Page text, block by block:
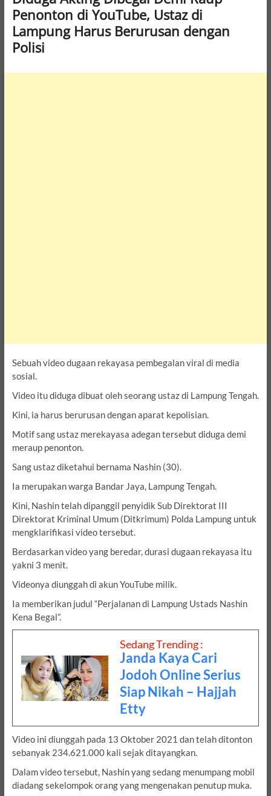
Penonton di YouTube, Ustaz di
Lampung Harus Berurusan dengan
Polisi
Sebuah video dugaan rekayasa pembegalan viral di media
sosial.
Video itu diduga dibuat oleh seorang ustaz di Lampung Tengah.
Kini, ia harus berurusan dengan aparat kepolisian.
Motif sang ustaz merekayasa adegan tersebut diduga demi
meraup penonton.
Sang ustaz diketahui bernama Nashin (30).
Ia merupakan warga Bandar Jaya, Lampung Tengah.
Kini, Nashin telah dipanggil penyidik Sub Direktorat III
Direktorat Kriminal Umum (Ditkrimum) Polda Lampung untuk
mengklarifikasi video tersebut.
Berdasarkan video yang beredar, durasi dugaan rekayasa itu
yakni 3 menit.
Videonya diunggah di akun YouTube milik.
Ia memberikan judul “Perjalanan di Lampung Ustads Nashin
Kena Begal”.
Sedang Trending :
Janda Kaya Cari
Jodoh Online Serius
Siap Nikah – Hajjah
Etty
Video ini diunggah pada 13 Oktober 2021 dan telah ditonton
sebanyak 234.621.000 kali sejak ditayangkan.
Dalam video tersebut, Nashin yang sedang menumpang mobil
diadang sekelompok orang yang mengenakan penutup muka.